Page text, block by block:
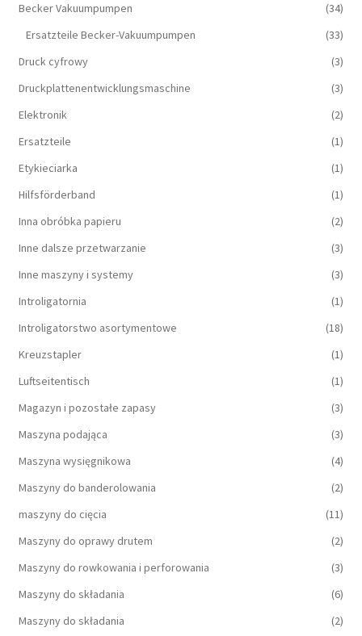
Becker Vakuumpumpen
(34)
Ersatzteile Becker-Vakuumpumpen
(33)
Druck cyfrowy
(3)
Druckplattenentwicklungsmaschine
(3)
Elektronik
(2)
Ersatzteile
(1)
Etykieciarka
(1)
Hilfsförderband
(1)
Inna obróbka papieru
(2)
Inne dalsze przetwarzanie
(3)
Inne maszyny i systemy
(3)
Introligatornia
(1)
Introligatorstwo asortymentowe
(18)
Kreuzstapler
(1)
Luftseitentisch
(1)
Magazyn i pozostałe zapasy
(3)
Maszyna podająca
(3)
Maszyna wysięgnikowa
(4)
Maszyny do banderolowania
(2)
maszyny do cięcia
(11)
Maszyny do oprawy drutem
(2)
Maszyny do rowkowania i perforowania
(3)
Maszyny do składania
(6)
Maszyny do składania
(2)